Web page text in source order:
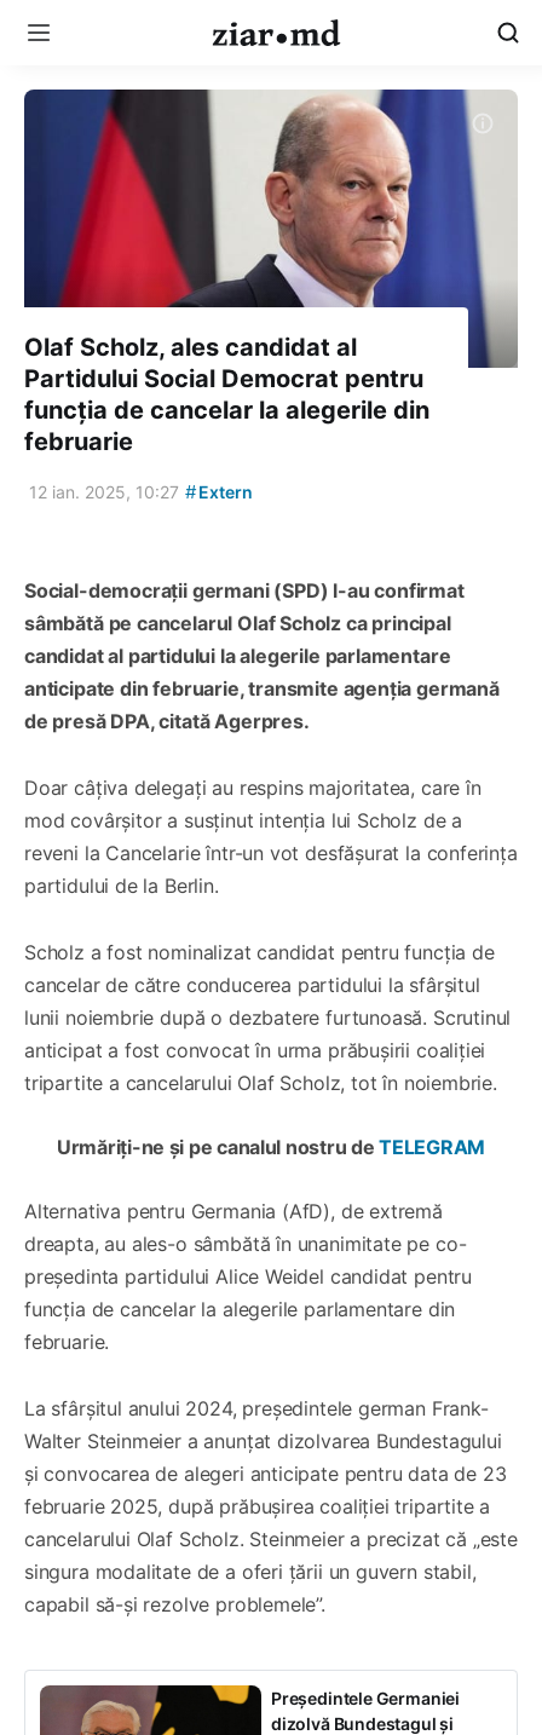
Olaf Scholz, ales candidat al
Partidului Social Democrat pentru
funcția de cancelar la alegerile din
februarie
12 ian. 2025, 10:27 #Extern
Social-democrații germani (SPD) l-au confirmat
sâmbătă pe cancelarul Olaf Scholz ca principal
candidat al partidului la alegerile parlamentare
anticipate din februarie, transmite agenția germană
de presă DPA, citată Agerpres.
Doar câțiva delegați au respins majoritatea, care în
mod covârșitor a susținut intenția lui Scholz de a
reveni la Cancelarie într-un vot desfășurat la conferința
partidului de la Berlin.
Scholz a fost nominalizat candidat pentru funcția de
cancelar de către conducerea partidului la sfârșitul
lunii noiembrie după o dezbatere furtunoasă. Scrutinul
anticipat a fost convocat în urma prăbușirii coaliției
tripartite a cancelarului Olaf Scholz, tot în noiembrie.
Urmăriți-ne și pe canalul nostru deTELEGRAM
Alternativa pentru Germania (AfD), de extremă
dreapta, au ales-o sâmbătă în unanimitate pe co-
președinta partidului Alice Weidel candidat pentru
funcția de cancelar la alegerile parlamentare din
februarie.
La sfârșitul anului 2024, președintele german Frank-
Walter Steinmeier a anunțat dizolvarea Bundestagului
și convocarea de alegeri anticipate pentru data de 23
februarie 2025, după prăbușirea coaliției tripartite a
cancelarului Olaf Scholz. Steinmeier a precizat că „este
singura modalitate de a oferi țării un guvern stabil,
capabil să-și rezolve problemele”.
Președintele Germaniei
dizolvă Bundestagul și